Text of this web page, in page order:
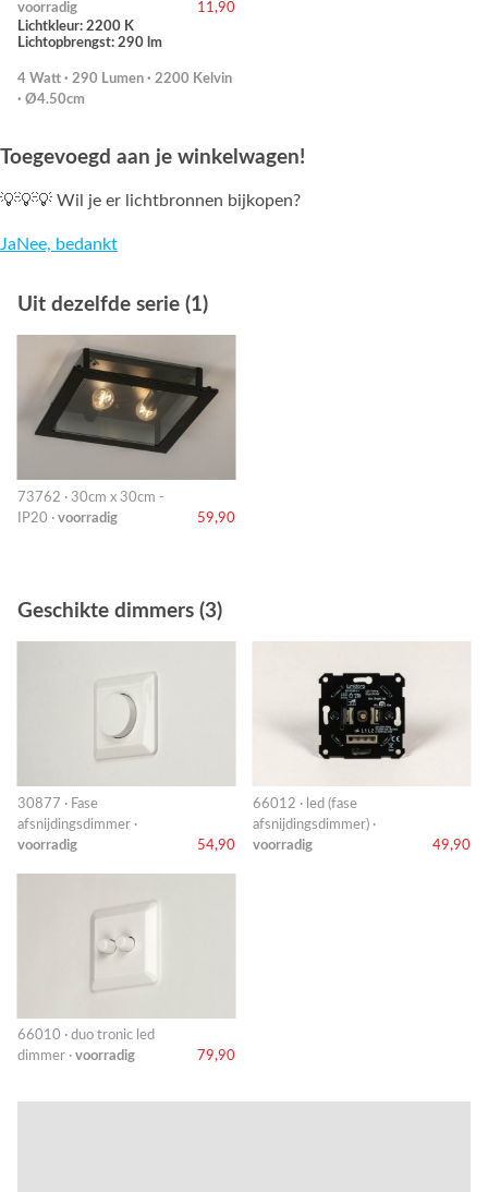
voorradig
11,90
Lichtkleur: 2200 K
Lichtopbrengst: 290 lm
4 Watt · 290 Lumen · 2200 Kelvin
· Ø4.50cm
Toegevoegd aan je winkelwagen!
💡💡💡 Wil je er lichtbronnen bijkopen?
JaNee, bedankt
Uit dezelfde serie (1)
73762 · 30cm x 30cm -
IP20 · voorradig 59,90
Geschikte dimmers (3)
30877 · Fase
afsnijdingsdimmer ·
voorradig
54,90
66012 · led (fase
afsnijdingsdimmer) ·
voorradig
49,90
66010 · duo tronic led
dimmer · voorradig 79,90